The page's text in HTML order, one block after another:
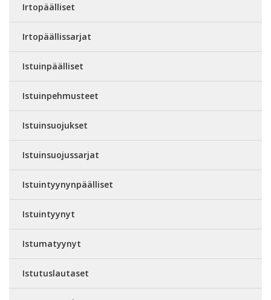
Irtopäälliset
Irtopäällissarjat
Istuinpäälliset
Istuinpehmusteet
Istuinsuojukset
Istuinsuojussarjat
Istuintyynynpäälliset
Istuintyynyt
Istumatyynyt
Istutuslautaset